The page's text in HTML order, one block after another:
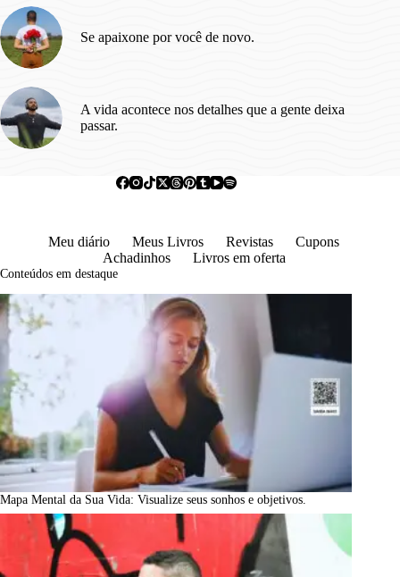
Se apaixone por você de novo.
A vida acontece nos detalhes que a gente deixa
passar.
Meu diário Meus Livros Revistas
Cupons
Achadinhos
Livros em oferta
Conteúdos em destaque
Mapa Mental da Sua Vida: Visualize seus sonhos e objetivos.